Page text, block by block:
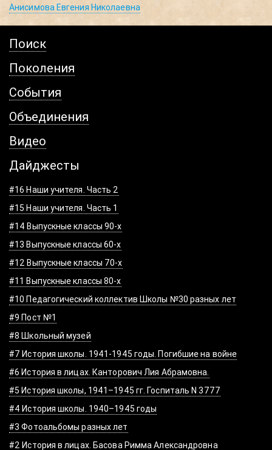
Анисимова Евгения Николаевна
Поиск
Поколения
События
Объединения
Видео
Дайджесты
#16 Наши учителя. Часть 2
#15 Наши учителя. Часть 1
#14 Выпускные классы 90-х
#13 Выпускные классы 60-х
#12 Выпускные классы 70-х
#11 Выпускные классы 80-х
#10 Педагогический коллектив Школы №30 разных лет
#9 Пост №1
#8 Школьный музей
#7 История школы. 1941-1945 годы. Погибшие на войне
#6 История в лицах. Канторович Лия Абрамовна.
#5 История школы, 1941–1945 гг. Госпиталь N 3777
#4 История школы. 1940–1945 годы
#3 Фотоальбомы разных лет
#2 История в лицах. Басова Римма Александровна